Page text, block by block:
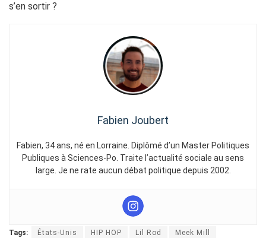
s’en sortir ?
Fabien Joubert
Fabien, 34 ans, né en Lorraine. Diplômé d’un Master Politiques
Publiques à Sciences-Po. Traite l’actualité sociale au sens
large. Je ne rate aucun débat politique depuis 2002.
Tags: États-Unis HIP HOP Lil Rod Meek Mill